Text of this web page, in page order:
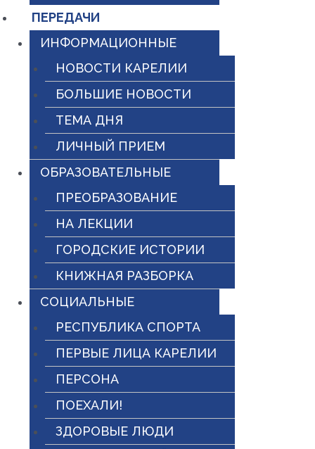
ПЕРЕДАЧИ
ИНФОРМАЦИОННЫЕ
НОВОСТИ КАРЕЛИИ
БОЛЬШИЕ НОВОСТИ
ТЕМА ДНЯ
ЛИЧНЫЙ ПРИЕМ
ОБРАЗОВАТЕЛЬНЫЕ
ПРЕОБРАЗОВАНИЕ
НА ЛЕКЦИИ
ГОРОДСКИЕ ИСТОРИИ
КНИЖНАЯ РАЗБОРКА
СОЦИАЛЬНЫЕ
РЕСПУБЛИКА СПОРТА
ПЕРВЫЕ ЛИЦА КАРЕЛИИ
ПЕРСОНА
ПОЕХАЛИ!
ЗДОРОВЫЕ ЛЮДИ